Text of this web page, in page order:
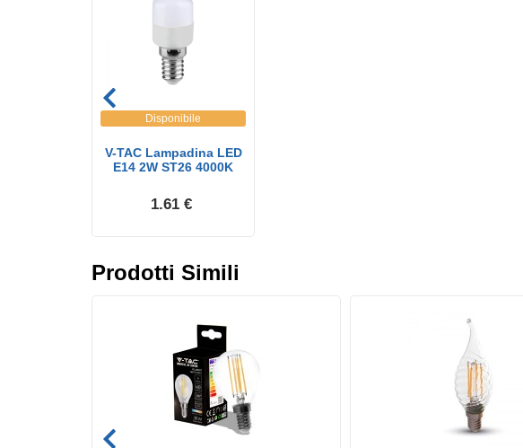
Disponibile
V-TAC Lampadina LED
E14 2W ST26 4000K
1.61 €
Prodotti Simili